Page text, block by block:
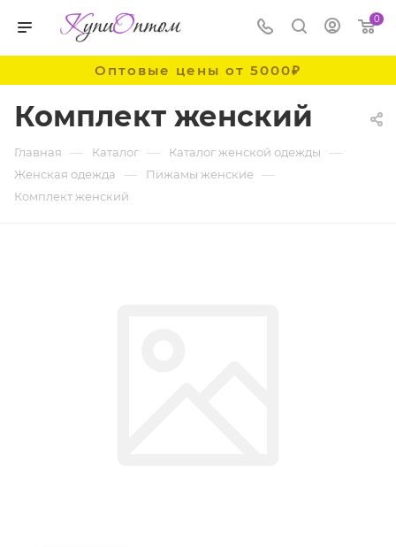
0
Оптовые цены от 5000₽
Комплект женский
Главная — Каталог — Каталог женской одежды —
Женская одежда — Пижамы женские —
Комплект женский